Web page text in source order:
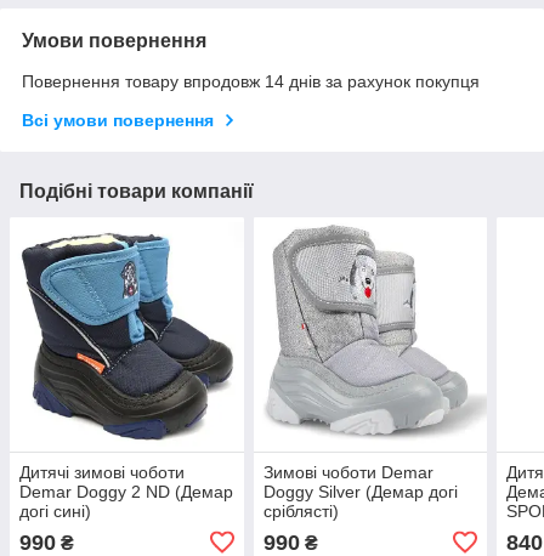
Умови повернення
Повернення товару впродовж 14 днів за рахунок покупця
Всі умови повернення
Подібні товари компанії
Дитячі зимові чоботи
Demar Doggy 2 ND (Демар
догі сині)
990 ₴
Зимові чоботи Demar
Doggy Silver (Демар догі
сріблясті)
990₴ 840